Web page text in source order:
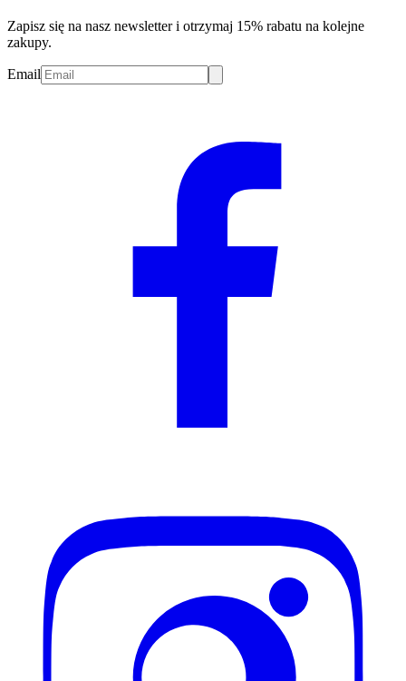
Zapisz się na nasz newsletter i otrzymaj 15% rabatu na kolejne
zakupy.
Email